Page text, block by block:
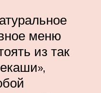
меню
из так